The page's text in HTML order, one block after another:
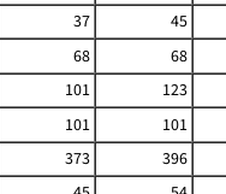
37 45
68 68
101 123
101 101
373 396